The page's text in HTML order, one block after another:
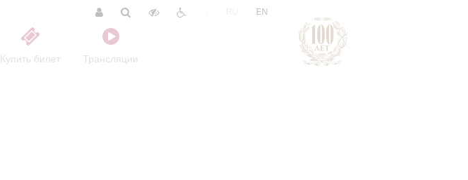
Купить билет Трансляции
EN